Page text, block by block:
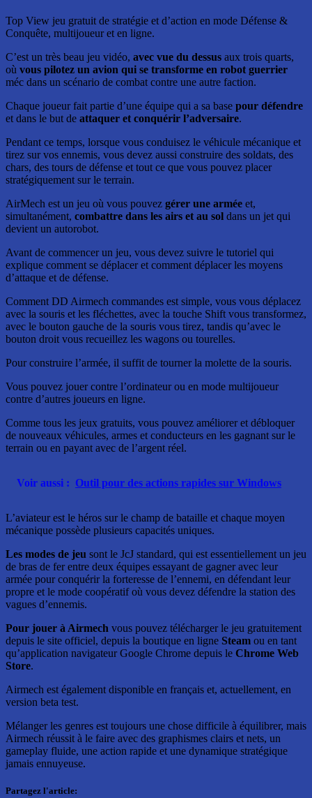
Top View jeu gratuit de stratégie et d’action en mode Défense &
Conquête, multijoueur et en ligne.
C’est un très beau jeu vidéo, avec vue du dessus aux trois quarts,
où vous pilotez un avion qui se transforme en robot guerrier
méc dans un scénario de combat contre une autre faction.
Chaque joueur fait partie d’une équipe qui a sa base pour défendre
et dans le but de attaquer et conquérir l’adversaire.
Pendant ce temps, lorsque vous conduisez le véhicule mécanique et
tirez sur vos ennemis, vous devez aussi construire des soldats, des
chars, des tours de défense et tout ce que vous pouvez placer
stratégiquement sur le terrain.
AirMech est un jeu où vous pouvez gérer une armée et,
simultanément, combattre dans les airs et au sol dans un jet qui
devient un autorobot.
Avant de commencer un jeu, vous devez suivre le tutoriel qui
explique comment se déplacer et comment déplacer les moyens
d’attaque et de défense.
Comment DD Airmech commandes est simple, vous vous déplacez
avec la souris et les fléchettes, avec la touche Shift vous transformez,
avec le bouton gauche de la souris vous tirez, tandis qu’avec le
bouton droit vous recueillez les wagons ou tourelles.
Pour construire l’armée, il suffit de tourner la molette de la souris.
Vous pouvez jouer contre l’ordinateur ou en mode multijoueur
contre d’autres joueurs en ligne.
Comme tous les jeux gratuits, vous pouvez améliorer et débloquer
de nouveaux véhicules, armes et conducteurs en les gagnant sur le
terrain ou en payant avec de l’argent réel.
Voir aussi : Outil pour des actions rapides sur Windows
L’aviateur est le héros sur le champ de bataille et chaque moyen
mécanique possède plusieurs capacités uniques.
Les modes de jeu sont le JcJ standard, qui est essentiellement un jeu
de bras de fer entre deux équipes essayant de gagner avec leur
armée pour conquérir la forteresse de l’ennemi, en défendant leur
propre et le mode coopératif où vous devez défendre la station des
vagues d’ennemis.
Pour jouer à Airmech vous pouvez télécharger le jeu gratuitement
depuis le site officiel, depuis la boutique en ligne Steam ou en tant
qu’application navigateur Google Chrome depuis le Chrome Web
Store.
Airmech est également disponible en français et, actuellement, en
version beta test.
Mélanger les genres est toujours une chose difficile à équilibrer, mais
Airmech réussit à le faire avec des graphismes clairs et nets, un
gameplay fluide, une action rapide et une dynamique stratégique
jamais ennuyeuse.
Partagez l'article: